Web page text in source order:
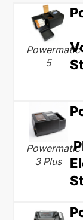
Powermatic
5
Powermatic
3 Plus